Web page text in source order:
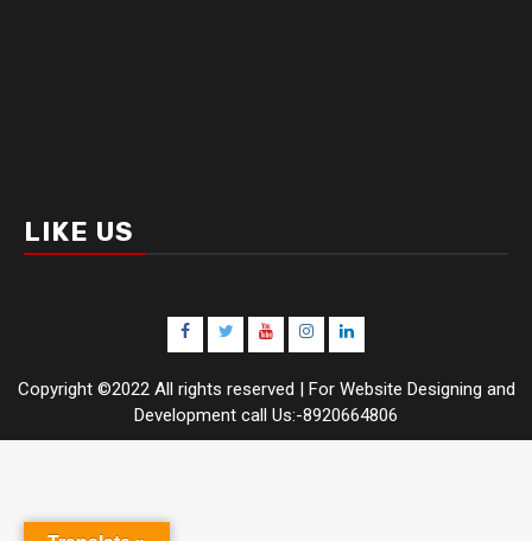
LIKE US
Facebook
TwitterYoutubeInstagramLinkedIn
Copyright ©2022 All rights reserved | For Website Designing and
Development call Us:-8920664806